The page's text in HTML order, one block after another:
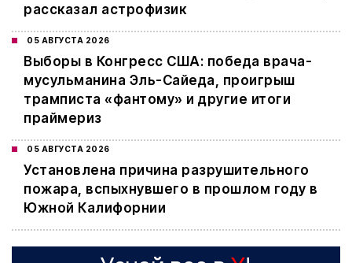
рассказал астрофизик
05 АВГУСТА 2026
Выборы в Конгресс США: победа врача-
мусульманина Эль-Сайеда, проигрыш
трамписта «фантому» и другие итоги
праймериз
05 АВГУСТА 2026
Установлена причина разрушительного
пожара, вспыхнувшего в прошлом году в
Южной Калифорнии